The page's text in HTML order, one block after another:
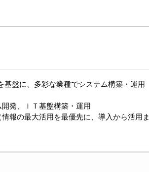
基盤に、多彩な業種でシステム構築・運用
発、ＩＴ基盤構築・運用
報の最大活用を最優先に、導入から活用ま